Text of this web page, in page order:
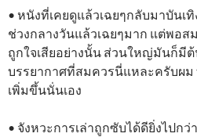
• หนังที่เคยดูแล้วเฉยๆกลับมาบันเ
ช่วงกลางวันแล้วเฉยๆมาก แต่พอส
ถูกใจเสียอย่างนั้น ส่วนใหญ่มันก็มี
บรรยากาศที่สมควรนี่แหละครับผ
เพิ่มขึ้นนั่นเอง
• จังหวะการเล่าถูกซับได้ดียิ่งไปกว่